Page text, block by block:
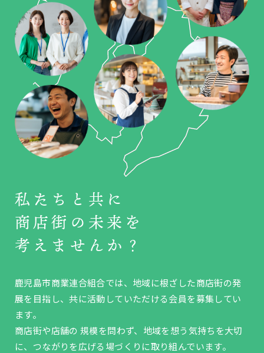
私たちと共に
商店街の未来を
考えませんか？
鹿児島市商業連合組合では、地域に根ざした商店街の発
展を目指し、共に活動していただける会員を募集してい
ます。
商店街や店舗の 規模を問わず、地域を想う気持ちを大切
に、つながりを広げる場づくりに取り組んでいます。